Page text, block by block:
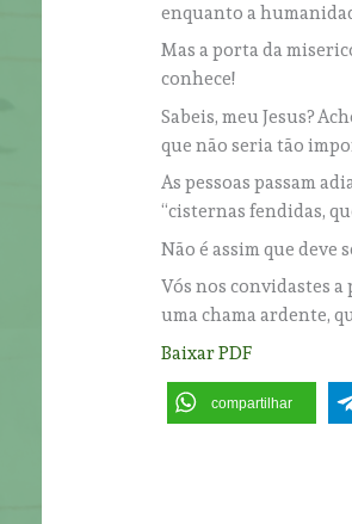
enquanto a
Mas a porta da
conhece!
Sabeis, meu Jesus?
que não seria tão
As pessoas passam
“cisternas fendidas,
Não é assim que deve
Vós nos convidastes a
uma chama ardente,
Baixar PDF
compartilhar